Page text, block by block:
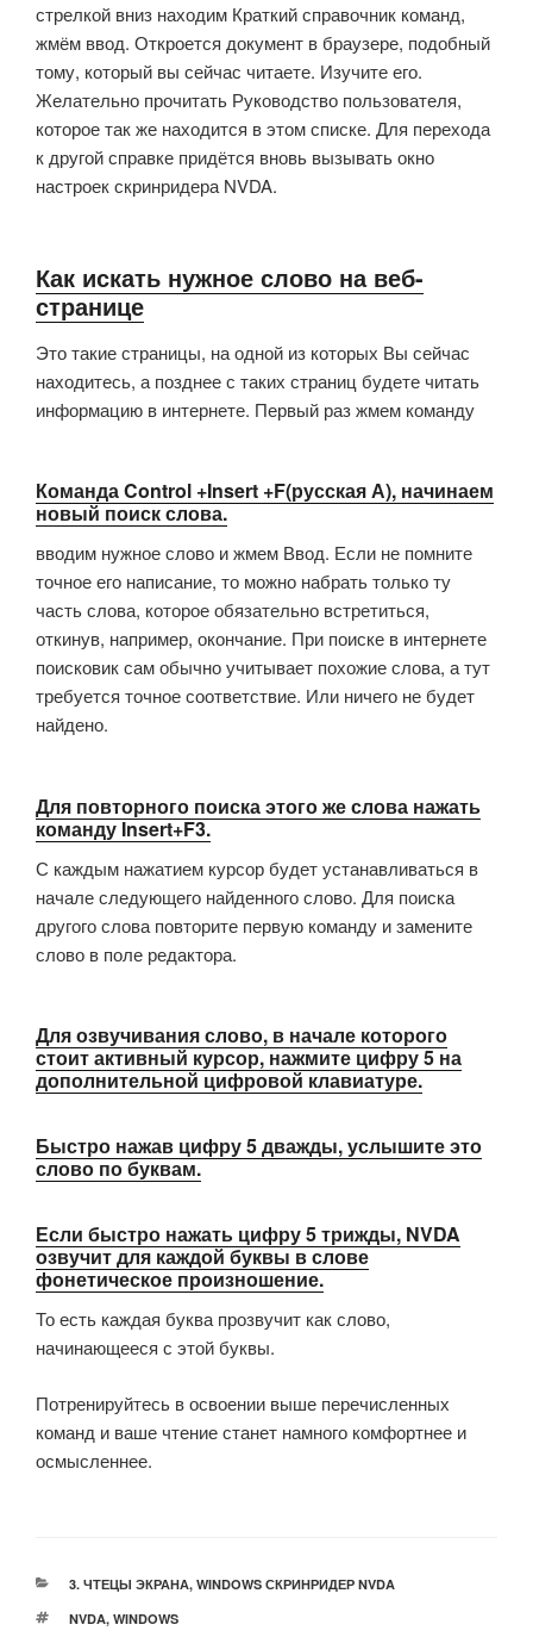
стрелкой вниз находим Краткий справочник команд,
жмём ввод. Откроется документ в браузере, подобный
тому, который вы сейчас читаете. Изучите его.
Желательно прочитать Руководство пользователя,
которое так же находится в этом списке. Для перехода
к другой справке придётся вновь вызывать окно
настроек скринридера NVDA.
Как искать нужное слово на веб-
странице
Это такие страницы, на одной из которых Вы сейчас
находитесь, а позднее с таких страниц будете читать
информацию в интернете. Первый раз жмем команду
Команда Control +Insert +F(русская А), начинаем
новый поиск слова.
вводим нужное слово и жмем Ввод. Если не помните
точное его написание, то можно набрать только ту
часть слова, которое обязательно встретиться,
откинув, например, окончание. При поиске в интернете
поисковик сам обычно учитывает похожие слова, а тут
требуется точное соответствие. Или ничего не будет
найдено.
Для повторного поиска этого же слова нажать
команду Insert+F3.
С каждым нажатием курсор будет устанавливаться в
начале следующего найденного слово. Для поиска
другого слова повторите первую команду и замените
слово в поле редактора.
Для озвучивания слово, в начале которого
стоит активный курсор, нажмите цифру 5 на
дополнительной цифровой клавиатуре.
Быстро нажав цифру 5 дважды, услышите это
слово по буквам.
Если быстро нажать цифру 5 трижды, NVDA
озвучит для каждой буквы в слове
фонетическое произношение.
То есть каждая буква прозвучит как слово,
начинающееся с этой буквы.
Потренируйтесь в освоении выше перечисленных
команд и ваше чтение станет намного комфортнее и
осмысленнее.
РУБРИКИ
3. ЧТЕЦЫ ЭКРАНА, WINDOWS СКРИНРИДЕР NVDA
МЕТКИ
NVDA, WINDOWS